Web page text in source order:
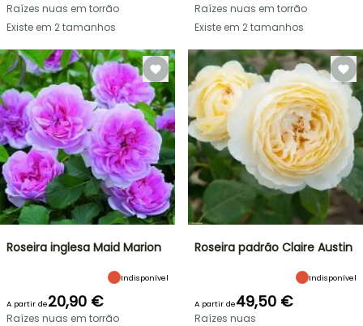
Raízes nuas em torrão
Existe em 2 tamanhos
Raízes nuas em torrão
Existe em 2 tamanhos
Roseira inglesa Maid Marion
Indisponível
A partir de20,90 €
Raízes nuas em torrão
Roseira padrão Claire Austin
Indisponível
A partir de49,50 €
Raízes nuas